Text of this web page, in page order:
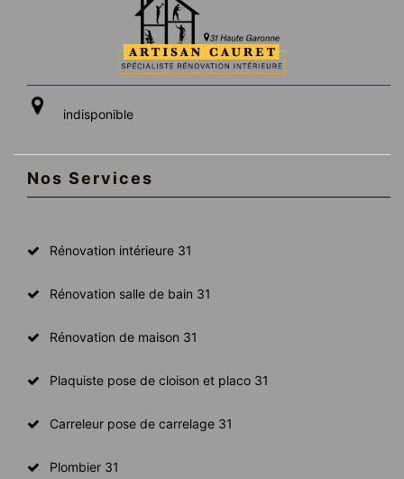
indisponible
Nos Services
Rénovation intérieure 31
Rénovation salle de bain 31
Rénovation de maison 31
Plaquiste pose de cloison et placo 31
Carreleur pose de carrelage 31
Plombier 31